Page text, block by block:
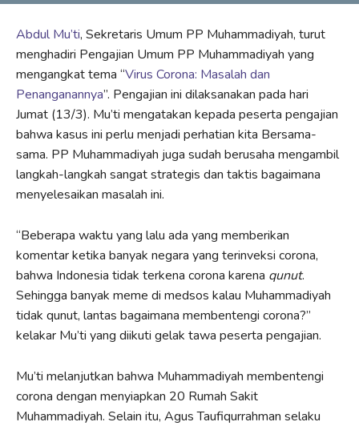
Abdul Mu’ti, Sekretaris Umum PP Muhammadiyah, turut
menghadiri Pengajian Umum PP Muhammadiyah yang
mengangkat tema “Virus Corona: Masalah dan
Penanganannya”. Pengajian ini dilaksanakan pada hari
Jumat (13/3). Mu’ti mengatakan kepada peserta pengajian
bahwa kasus ini perlu menjadi perhatian kita Bersama-
sama. PP Muhammadiyah juga sudah berusaha mengambil
langkah-langkah sangat strategis dan taktis bagaimana
menyelesaikan masalah ini.
“Beberapa waktu yang lalu ada yang memberikan
komentar ketika banyak negara yang terinveksi corona,
bahwa Indonesia tidak terkena corona karena qunut.
Sehingga banyak meme di medsos kalau Muhammadiyah
tidak qunut, lantas bagaimana membentengi corona?”
kelakar Mu’ti yang diikuti gelak tawa peserta pengajian.
Mu’ti melanjutkan bahwa Muhammadiyah membentengi
corona dengan menyiapkan 20 Rumah Sakit
Muhammadiyah. Selain itu, Agus Taufiqurrahman selaku